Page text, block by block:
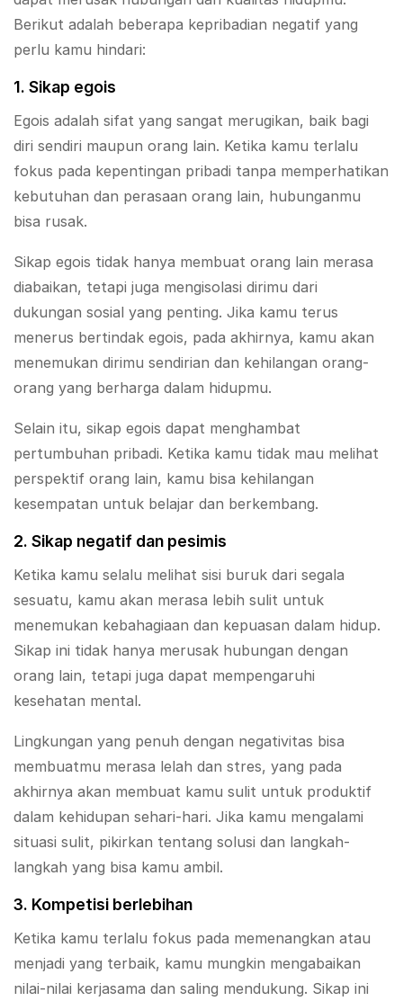
Berikut adalah beberapa kepribadian negatif yang
perlu kamu hindari:
1. Sikap egois
Egois adalah sifat yang sangat merugikan, baik bagi
diri sendiri maupun orang lain. Ketika kamu terlalu
fokus pada kepentingan pribadi tanpa memperhatikan
kebutuhan dan perasaan orang lain, hubunganmu
bisa rusak.
Sikap egois tidak hanya membuat orang lain merasa
diabaikan, tetapi juga mengisolasi dirimu dari
dukungan sosial yang penting. Jika kamu terus
menerus bertindak egois, pada akhirnya, kamu akan
menemukan dirimu sendirian dan kehilangan orang-
orang yang berharga dalam hidupmu.
Selain itu, sikap egois dapat menghambat
pertumbuhan pribadi. Ketika kamu tidak mau melihat
perspektif orang lain, kamu bisa kehilangan
kesempatan untuk belajar dan berkembang.
2. Sikap negatif dan pesimis
Ketika kamu selalu melihat sisi buruk dari segala
sesuatu, kamu akan merasa lebih sulit untuk
menemukan kebahagiaan dan kepuasan dalam hidup.
Sikap ini tidak hanya merusak hubungan dengan
orang lain, tetapi juga dapat mempengaruhi
kesehatan mental.
Lingkungan yang penuh dengan negativitas bisa
membuatmu merasa lelah dan stres, yang pada
akhirnya akan membuat kamu sulit untuk produktif
dalam kehidupan sehari-hari. Jika kamu mengalami
situasi sulit, pikirkan tentang solusi dan langkah-
langkah yang bisa kamu ambil.
3. Kompetisi berlebihan
Ketika kamu terlalu fokus pada memenangkan atau
menjadi yang terbaik, kamu mungkin mengabaikan
nilai-nilai kerjasama dan saling mendukung. Sikap ini